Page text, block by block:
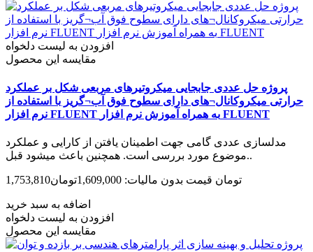
افزودن به لیست دلخواه
مقایسه این محصول
پروژه حل عددی جابجایی میکروتیرهای مربعی شکل بر عملکرد
حرارتی میکروکانال¬های دارای سطوح فوق آب¬گریز با استفاده از
نرم افزار FLUENT به همراه آموزش نرم افزار FLUENT
مدل­سازی عددی گامی جهت اطمینان یافتن از کارایی و عملکرد
موضوع مورد بررسی است. همچنین باعث می­شود قبل..
1,753,810تومان قیمت بدون مالیات: 1,609,000تومان
اضافه به سبد خرید
افزودن به لیست دلخواه
مقایسه این محصول